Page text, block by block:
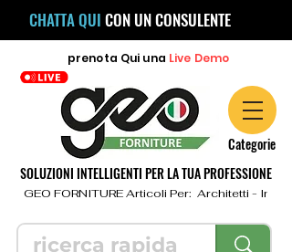
CHATTA QUI CON UN CONSULENTE
prenota Qui una Live Demo
Categorie
SOLUZIONI INTELLIGENTI PER LA TUA PROFESSIONE
GEO FORNITURE Articoli Per:  Architetti -